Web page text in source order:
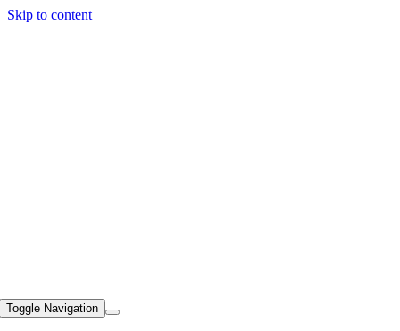
Skip to content
Toggle Navigation